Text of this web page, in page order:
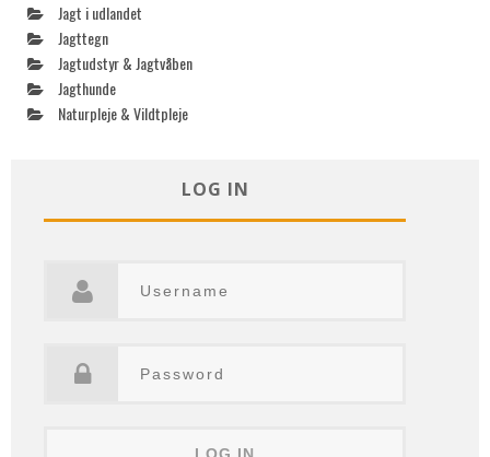
Jagt i udlandet
Jagttegn
Jagtudstyr & Jagtvåben
Jagthunde
Naturpleje & Vildtpleje
LOG IN